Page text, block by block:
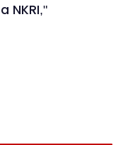
NKRI,"